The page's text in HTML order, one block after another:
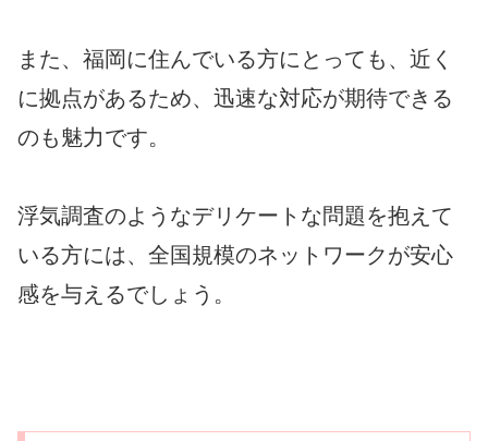
また、福岡に住んでいる方にとっても、近く
に拠点があるため、迅速な対応が期待できる
のも魅力です。
浮気調査のようなデリケートな問題を抱えて
いる方には、全国規模のネットワークが安心
感を与えるでしょう。